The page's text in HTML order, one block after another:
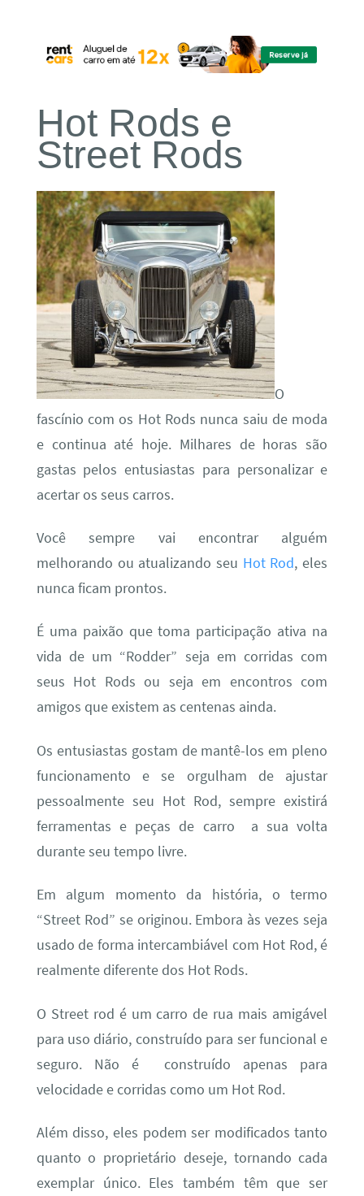
Hot Rods e
Street Rods
O
fascínio com os Hot Rods nunca saiu de moda
e continua até hoje. Milhares de horas são
gastas pelos entusiastas para personalizar e
acertar os seus carros.
Você sempre vai encontrar alguém
melhorando ou atualizando seu Hot Rod, eles
nunca ficam prontos.
É uma paixão que toma participação ativa na
vida de um “Rodder” seja em corridas com
seus Hot Rods ou seja em encontros com
amigos que existem as centenas ainda.
Os entusiastas gostam de mantê-los em pleno
funcionamento e se orgulham de ajustar
pessoalmente seu Hot Rod, sempre existirá
ferramentas e peças de carro a sua volta
durante seu tempo livre.
Em algum momento da história, o termo
“Street Rod” se originou. Embora às vezes seja
usado de forma intercambiável com Hot Rod, é
realmente diferente dos Hot Rods.
O Street rod é um carro de rua mais amigável
para uso diário, construído para ser funcional e
seguro. Não é construído apenas para
velocidade e corridas como um Hot Rod.
Além disso, eles podem ser modificados tanto
quanto o proprietário deseje, tornando cada
exemplar único. Eles também têm que ser